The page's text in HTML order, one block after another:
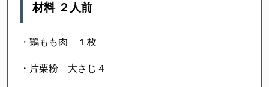
材料 ２人前
・鶏もも肉 １枚
・片栗粉 大さじ４